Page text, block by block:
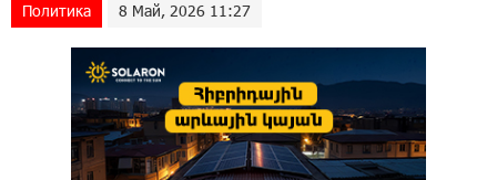
Политика 8 Май, 2026 11:27